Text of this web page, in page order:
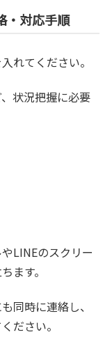
・対応手順
れてください。
状況把握に必要
LINEのスクリー
ます。
同時に連絡し、
ださい。